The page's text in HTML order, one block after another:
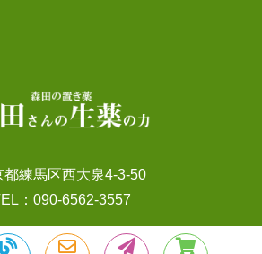
都練馬区西大泉4-3-50
：090-6562-3557